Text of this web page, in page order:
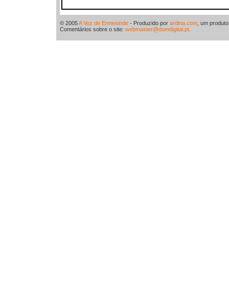
© 2005A Voz de Ermesinde - Produzido por ardina.com , um
Comentários sobre o site: webmaster@domdigital.pt